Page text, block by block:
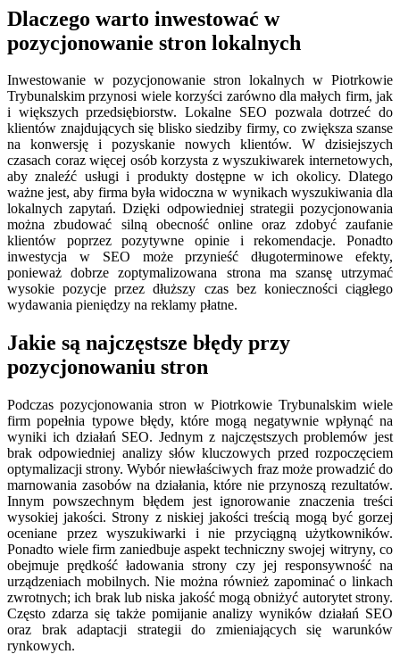
Dlaczego warto inwestować w
pozycjonowanie stron lokalnych
Inwestowanie w pozycjonowanie stron lokalnych w Piotrkowie
Trybunalskim przynosi wiele korzyści zarówno dla małych firm, jak
i większych przedsiębiorstw. Lokalne SEO pozwala dotrzeć do
klientów znajdujących się blisko siedziby firmy, co zwiększa szanse
na konwersję i pozyskanie nowych klientów. W dzisiejszych
czasach coraz więcej osób korzysta z wyszukiwarek internetowych,
aby znaleźć usługi i produkty dostępne w ich okolicy. Dlatego
ważne jest, aby firma była widoczna w wynikach wyszukiwania dla
lokalnych zapytań. Dzięki odpowiedniej strategii pozycjonowania
można zbudować silną obecność online oraz zdobyć zaufanie
klientów poprzez pozytywne opinie i rekomendacje. Ponadto
inwestycja w SEO może przynieść długoterminowe efekty,
ponieważ dobrze zoptymalizowana strona ma szansę utrzymać
wysokie pozycje przez dłuższy czas bez konieczności ciągłego
wydawania pieniędzy na reklamy płatne.
Jakie są najczęstsze błędy przy
pozycjonowaniu stron
Podczas pozycjonowania stron w Piotrkowie Trybunalskim wiele
firm popełnia typowe błędy, które mogą negatywnie wpłynąć na
wyniki ich działań SEO. Jednym z najczęstszych problemów jest
brak odpowiedniej analizy słów kluczowych przed rozpoczęciem
optymalizacji strony. Wybór niewłaściwych fraz może prowadzić do
marnowania zasobów na działania, które nie przynoszą rezultatów.
Innym powszechnym błędem jest ignorowanie znaczenia treści
wysokiej jakości. Strony z niskiej jakości treścią mogą być gorzej
oceniane przez wyszukiwarki i nie przyciągną użytkowników.
Ponadto wiele firm zaniedbuje aspekt techniczny swojej witryny, co
obejmuje prędkość ładowania strony czy jej responsywność na
urządzeniach mobilnych. Nie można również zapominać o linkach
zwrotnych; ich brak lub niska jakość mogą obniżyć autorytet strony.
Często zdarza się także pomijanie analizy wyników działań SEO
oraz brak adaptacji strategii do zmieniających się warunków
rynkowych.